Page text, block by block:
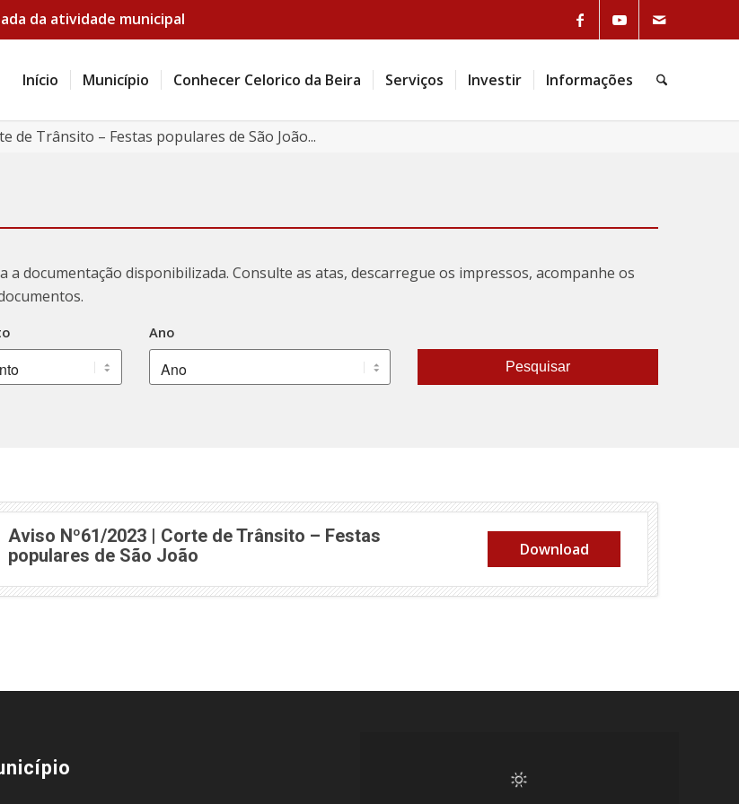
Link to Facebook
Link to Youtube
da atividade municipal
Início Município Conhecer Celorico da Beira Serviços Investir Informações Pesquisa
de Trânsito – Festas populares de São João...
documentação disponibilizada. Consulte as atas, descarregue os impressos, acompanhe os
Ano
Pesquisar
Aviso Nº61/2023 | Corte de Trânsito – Festas
populares de São João
Download